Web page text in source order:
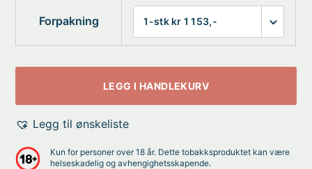
Forpakning
LEGG I HANDLEKURV
Legg til ønskeliste
Kun for personer over 18 år. Dette tobakksproduktet kan være
helseskadelig og avhengighetsskapende.